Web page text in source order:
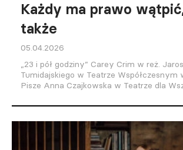
Każdy ma prawo
także
05.04.2026
„23 i pół godziny” Carey Crim w reż.
Tumidajskiego w Teatrze Współczesnym
Pisze Anna Czajkowska w Teatrze dla